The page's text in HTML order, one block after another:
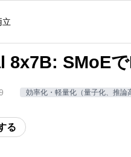
立
8x7B: SMoE
効率化・軽量化（量子化、推論
る